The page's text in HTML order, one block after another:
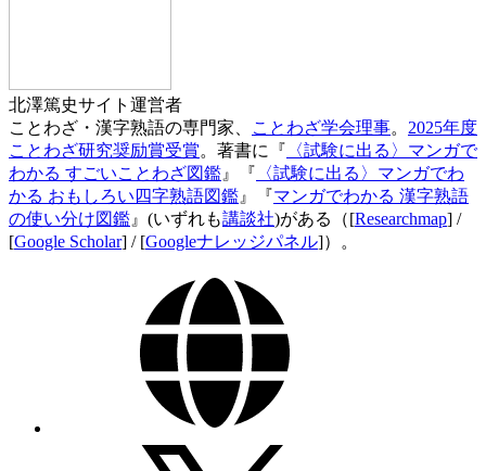
北澤篤史サイト運営者
ことわざ・漢字熟語の専門家、
ことわざ学会理事。 2025年度
ことわざ研究奨励賞受賞。著書に『 〈試験に出る〉マンガで
わかる すごいことわざ図鑑 』『 〈試験に出る〉マンガでわ
かる おもしろい四字熟語図鑑 』『マンガでわかる 漢字熟語
の使い分け図鑑 』(いずれも講談社)がある（[Researchmap] /
[Google Scholar] / [Googleナレッジパネル]）。